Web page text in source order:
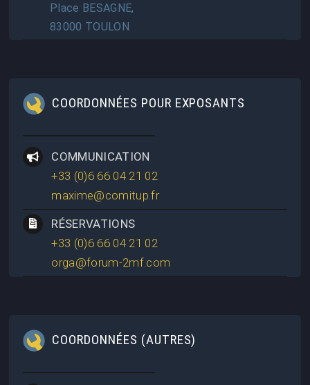
Place BESAGNE,
83000 TOULON
COORDONNÉES POUR EXPOSANTS
COMMUNICATION
+33 (0)6 66 04 21 02
maxime@comitup.fr
RÉSERVATIONS
+33 (0)6 66 04 21 02
orga@forum-2mf.com
COORDONNÉES (AUTRES)